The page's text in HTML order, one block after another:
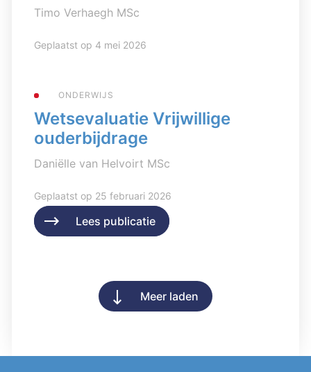
Timo Verhaegh MSc
Geplaatst op 4 mei 2026
Lees publicatie
ONDERWIJS
Wetsevaluatie Vrijwillige
ouderbijdrage
Daniëlle van Helvoirt MSc
Geplaatst op 25 februari 2026
Lees publicatie
Meer laden